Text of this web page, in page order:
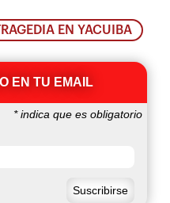
EN YACUIBA
EN TU EMAIL
*indica que es obligatorio